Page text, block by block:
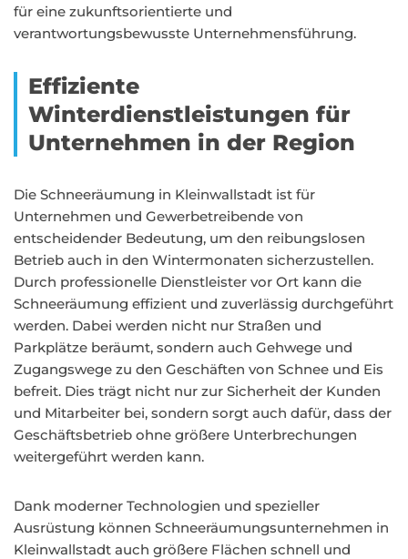
für eine zukunftsorientierte und
verantwortungsbewusste Unternehmensführung.
Effiziente
Winterdienstleistungen für
Unternehmen in der Region
Die Schneeräumung in Kleinwallstadt ist für
Unternehmen und Gewerbetreibende von
entscheidender Bedeutung, um den reibungslosen
Betrieb auch in den Wintermonaten sicherzustellen.
Durch professionelle Dienstleister vor Ort kann die
Schneeräumung effizient und zuverlässig durchgeführt
werden. Dabei werden nicht nur Straßen und
Parkplätze beräumt, sondern auch Gehwege und
Zugangswege zu den Geschäften von Schnee und Eis
befreit. Dies trägt nicht nur zur Sicherheit der Kunden
und Mitarbeiter bei, sondern sorgt auch dafür, dass der
Geschäftsbetrieb ohne größere Unterbrechungen
weitergeführt werden kann.
Dank moderner Technologien und spezieller
Ausrüstung können Schneeräumungsunternehmen in
Kleinwallstadt auch größere Flächen schnell und